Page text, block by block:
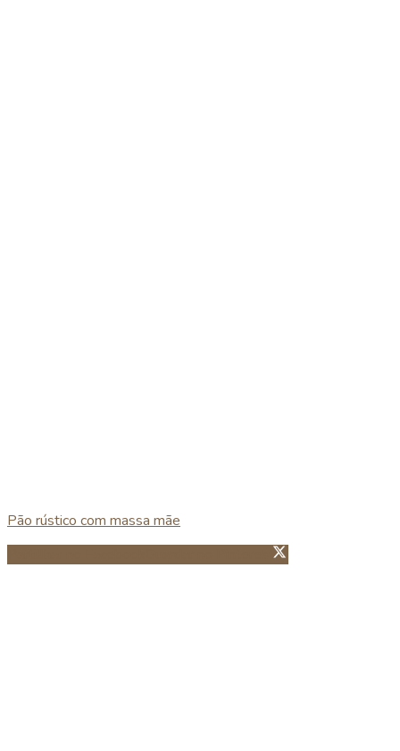
Pão rústico com massa mãe
Guardar no Pinterest